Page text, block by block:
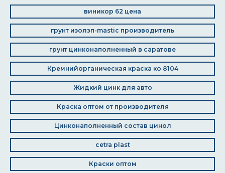
виникор 62 цена
грунт изолэп-mastic производитель
грунт цинконаполненный в саратове
Кремнийорганическая краска ко 8104
Жидкий цинк для авто
Краска оптом от производителя
Цинконаполненный состав цинол
cetra plast
Краски оптом